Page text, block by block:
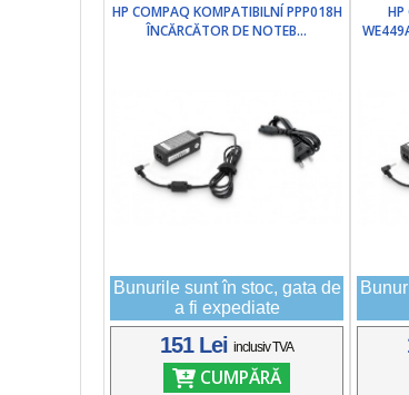
HP COMPAQ KOMPATIBILNÍ PPP018H
ÎNCĂRCĂTOR DE NOTEB...
Bunurile sunt în stoc, gata de
a fi expediate
151 Leiinclusiv TVA
CUMPĂRĂ